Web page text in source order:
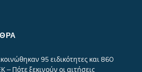
95 ειδικότητες και 860
Πότε ξεκινούν οι αιτήσεις